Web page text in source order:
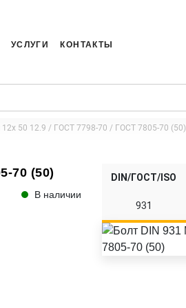
УСЛУГИ КОНТАКТЫ
12x 50 12.9 / ГОСТ 7798-70 / ГОСТ 7805-70 (50)
70 (50)
В наличии
DIN/ГОСТ/ISO
931